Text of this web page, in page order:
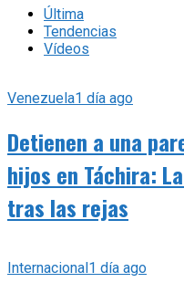
Última
Tendencias
Vídeos
Venezuela1 día ago
Detienen a una
hijos en Táchira:
tras las rejas
Internacional1 día ago